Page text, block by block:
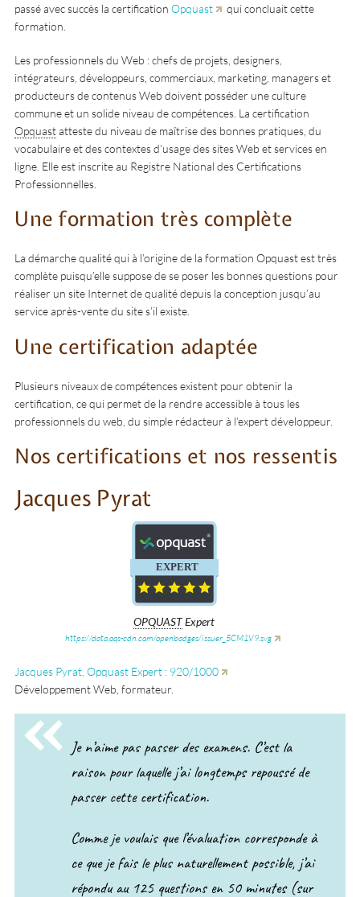
passé avec succès la certificationOpquast
qui concluait cette
formation.
Les professionnels du Web : chefs de projets, designers,
intégrateurs, développeurs, commerciaux, marketing, managers et
producteurs de contenus Web doivent posséder une culture
commune et un solide niveau de compétences. La certification
Opquastatteste du niveau de maîtrise des bonnes pratiques, du
vocabulaire et des contextes d’usage des sites Web et services en
ligne. Elle est inscrite au Registre National des Certifications
Professionnelles.
Une formation très complète
La démarche qualité qui à l’origine de la formation Opquast est très
complète puisqu’elle suppose de se poser les bonnes questions pour
réaliser un site Internet de qualité depuis la conception jusqu’au
service après-vente du site s’il existe.
Une certification adaptée
Plusieurs niveaux de compétences existent pour obtenir la
certification, ce qui permet de la rendre accessible à tous les
professionnels du web, du simple rédacteur à l’expert développeur.
Nos certifications et nos ressentis
Jacques Pyrat
CONFIRME
®
EXPERT
®
OPQUASTExpert
https://data.oqs-cdn.com/openbadges/issuer_5CM1V9.svg
Jacques Pyrat, Opquast Expert : 920/1000
Développement Web, formateur.
Je n’aime pas passer des examens. C’est la
raison pour laquelle j’ai longtemps repoussé de
passer cette certification.
Comme je voulais que l’évaluation corresponde à
ce que je fais le plus naturellement possible, j’ai
répondu au 125 questions en 50 minutes (sur